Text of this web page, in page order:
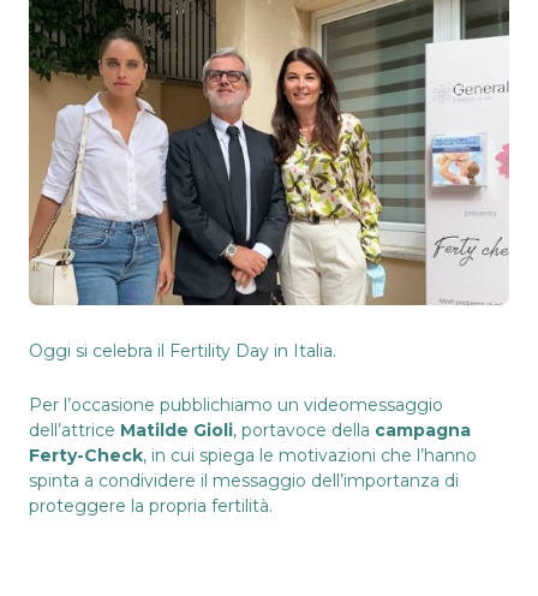
Oggi si celebra il Fertility Day in Italia.
Per l’occasione pubblichiamo un videomessaggio
dell’attrice Matilde Gioli, portavoce della campagna
Ferty-Check, in cui spiega le motivazioni che l’hanno
spinta a condividere il messaggio dell’importanza di
proteggere la propria fertilità.